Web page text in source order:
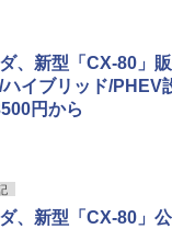
、新型「CX-80」
ハイブリッド/PHEV
円から
、新型「CX-80」